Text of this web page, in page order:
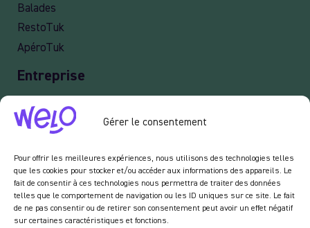
Gérer le consentement
Pour offrir les meilleures expériences, nous utilisons des technologies telles
que les cookies pour stocker et/ou accéder aux informations des appareils. Le
fait de consentir à ces technologies nous permettra de traiter des données
telles que le comportement de navigation ou les ID uniques sur ce site. Le fait
de ne pas consentir ou de retirer son consentement peut avoir un effet négatif
sur certaines caractéristiques et fonctions.
Balades
RestoTuk
ApéroTuk
Entreprise
Events
Services entreprises
Newsletter :